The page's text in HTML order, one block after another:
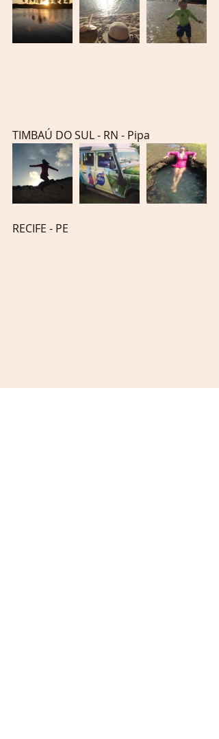
TIMBAÚ DO SUL - RN - Pipa
RECIFE - PE